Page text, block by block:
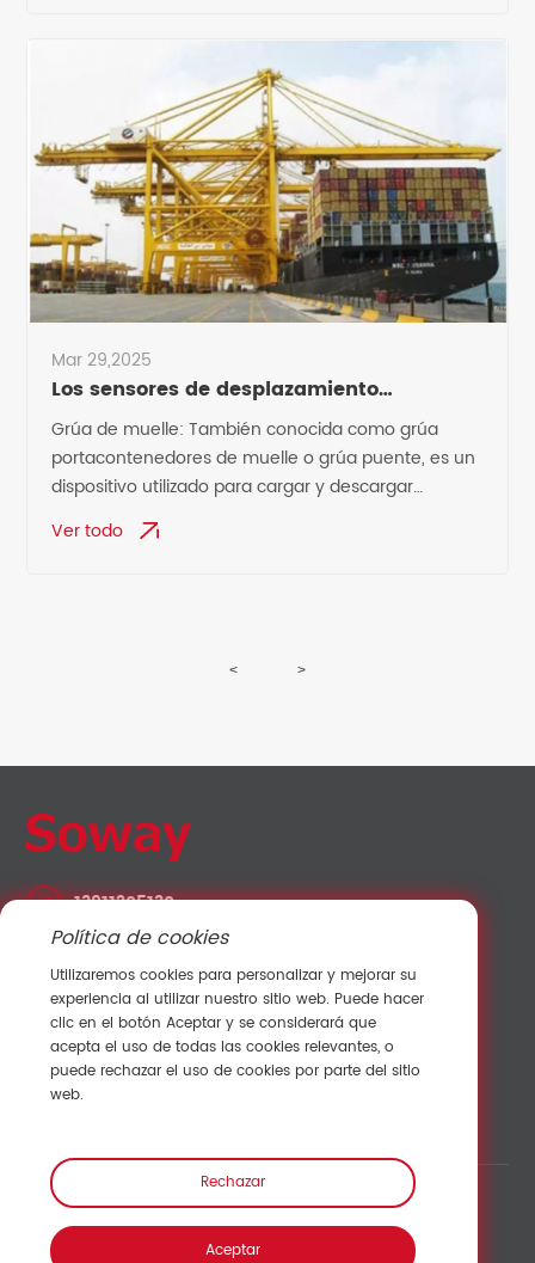
Mar 29,2025
Los sensores de desplazamiento
magnetoestrictivos se pueden utilizar en
grúas de muelle
Grúa de muelle: También conocida como grúa
portacontenedores de muelle o grúa puente, es un
dispositivo utilizado para cargar y descargar
contenedores en los barcos en los muelles de los
puertos.
Ver todo
< >
13911205130
lvshuo@sowaysensor.com
No.28 Xinfeng Road Potoubei Ailian Longgang
Shenzhen China 518000
Contactar con Ventas
Política de cookies
Utilizaremos cookies para personalizar y mejorar su
experiencia al utilizar nuestro sitio web. Puede hacer
clic en el botón Aceptar y se considerará que
acepta el uso de todas las cookies relevantes, o
puede rechazar el uso de cookies por parte del sitio
web.
Rechazar
Aceptar